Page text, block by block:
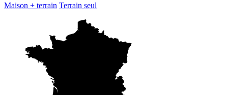
Maison + terrain Terrain seul